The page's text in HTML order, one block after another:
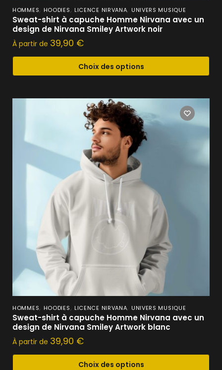
HOMMES, HOODIES, LICENCE NIRVANA, UNIVERS MUSIQUE
Sweat-shirt à capuche Homme Nirvana avec un
design de Nirvana Smiley Artwork noir
À partir de 39,90 €
Choix des options
HOMMES, HOODIES, LICENCE NIRVANA, UNIVERS MUSIQUE
Sweat-shirt à capuche Homme Nirvana avec un
design de Nirvana Smiley Artwork blanc
À partir de 39,90 €
Choix des options